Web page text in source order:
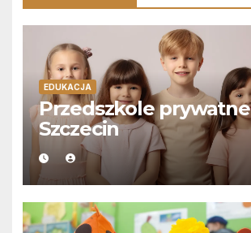
EDUKACJA
Przedszkole prywatne
Szczecin